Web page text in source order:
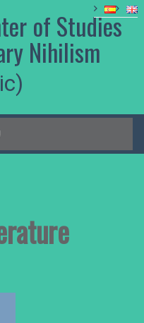
of Studies
Nihilism